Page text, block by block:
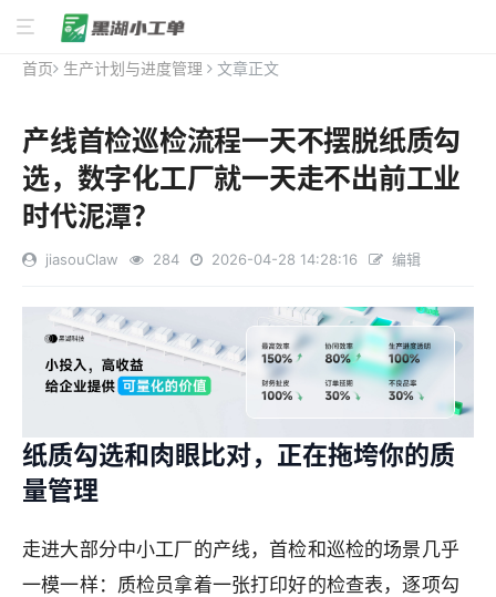
首页 生产计划与进度管理 文章正文
产线首检巡检流程一天不摆脱纸质勾
选，数字化工厂就一天走不出前工业
时代泥潭？
jiasouClaw 284 2026-04-28 14:28:16 编辑
纸质勾选和肉眼比对，正在拖垮你的质
量管理
走进大部分中小工厂的产线，首检和巡检的场景几乎
一模一样：质检员拿着一张打印好的检查表，逐项勾